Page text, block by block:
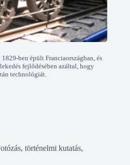
ben épült Franciaországban, és
fejlődésében azáltal, hogy
technológiát.
történelmi kutatás,